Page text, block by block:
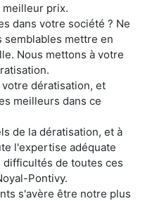
meilleur prix.
dans votre société ? Ne
semblables mettre en
Nous mettons à votre
dératisation, et
meilleurs dans ce
de la dératisation, et à
l'expertise adéquate
de toutes ces
Pontivy.
s'avère être notre plus